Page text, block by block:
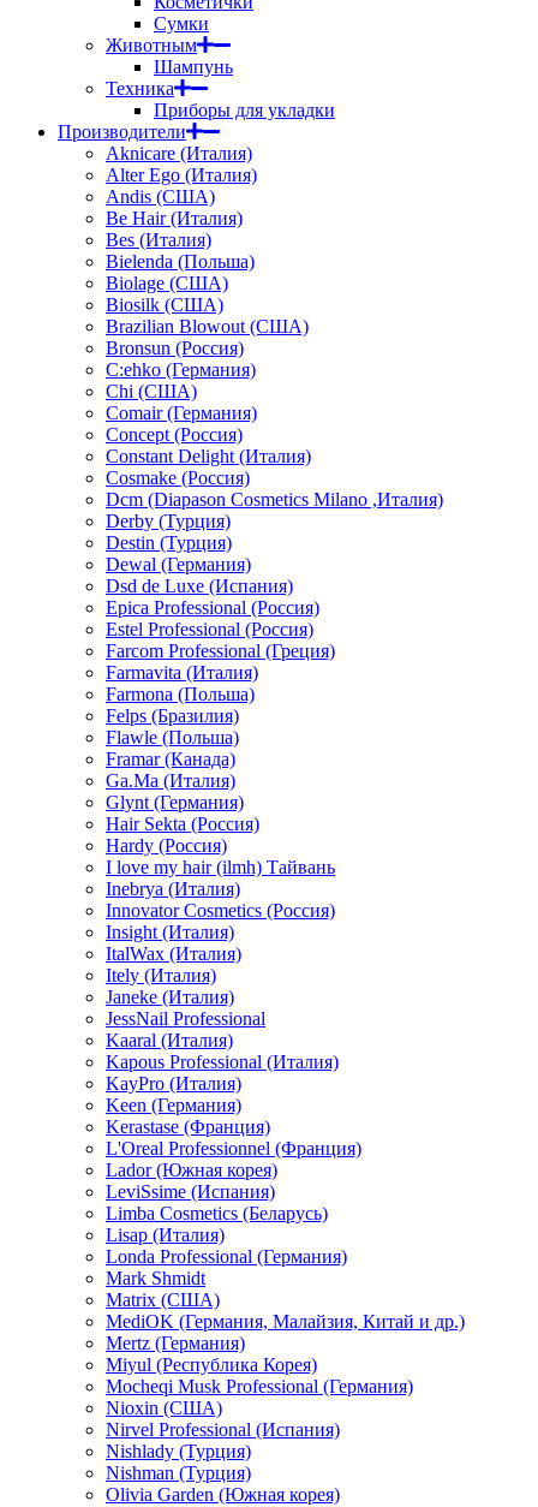
Сумки
Животным
Шампунь
Техника
Приборы для укладки
Производители
Aknicare (Италия)
Alter Ego (Италия)
Andis (США)
Be Hair (Италия)
Bes (Италия)
Bielenda (Польша)
Biolage (США)
Biosilk (США)
Brazilian Blowout (США)
Bronsun (Россия)
C:ehko (Германия)
Chi (США)
Comair (Германия)
Concept (Россия)
Constant Delight (Италия)
Cosmake (Россия)
Dcm (Diapason Cosmetics Milano ,Италия)
Derby (Турция)
Destin (Турция)
Dewal (Германия)
Dsd de Luxe (Испания)
Epica Professional (Россия)
Estel Professional (Россия)
Farcom Professional (Греция)
Farmavita (Италия)
Farmona (Польша)
Felps (Бразилия)
Flawle (Польша)
Framar (Канада)
Ga.Ma (Италия)
Glynt (Германия)
Hair Sekta (Россия)
Hardy (Россия)
I love my hair (ilmh) Тайвань
Inebrya (Италия)
Innovator Cosmetics (Россия)
Insight (Италия)
ItalWax (Италия)
Itely (Италия)
Janeke (Италия)
JessNail Professional
Kaaral (Италия)
Kapous Professional (Италия)
KayPro (Италия)
Keen (Германия)
Kerastase (Франция)
L'Oreal Professionnel (Франция)
Lador (Южная корея)
LeviSsime (Испания)
Limba Cosmetics (Беларусь)
Lisap (Италия)
Londa Professional (Германия)
Mark Shmidt
Matrix (США)
MediOK (Германия, Малайзия, Китай и др.)
Mertz (Германия)
Miyul (Республика Корея)
Mocheqi Musk Professional (Германия)
Nioxin (США)
Nirvel Professional (Испания)
Nishlady (Турция)
Nishman (Турция)
Olivia Garden (Южная корея)